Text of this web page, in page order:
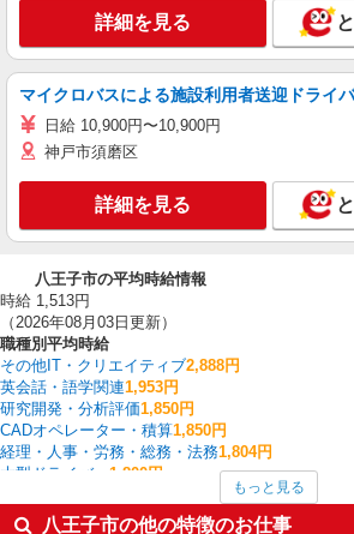
詳細を見る
マイクロバスによる施設利用者送迎ドライ
日給 10,900円〜10,900円
神戸市須磨区
詳細を見る
八王子市の平均時給情報
時給 1,513円
（2026年08月03日更新）
職種別平均時給
その他IT・クリエイティブ2,888円
英会話・語学関連1,953円
研究開発・分析評価1,850円
CADオペレーター・積算1,850円
経理・人事・労務・総務・法務1,804円
大型ドライバー 1,800円
看護師・保健師・看護助手・助産師1,651円
もっと見る
八王子市の他の特徴のお仕事